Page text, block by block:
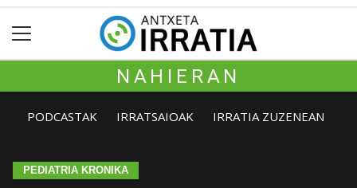
NAHIERAN
PODCASTAK IRRATSAIOAK IRRATIA ZUZENEAN
PEDIATRIA KRONIKA